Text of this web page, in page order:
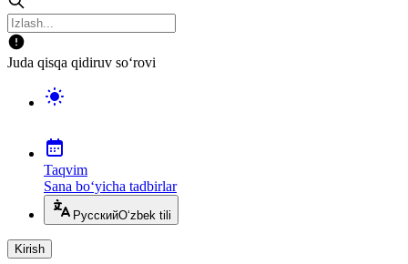
Juda qisqa qidiruv so‘rovi
Taqvim
Sana bo‘yicha tadbirlar
РусскийO‘zbek tili
Kirish